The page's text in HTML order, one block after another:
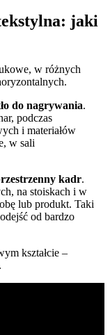
jaki
w różnych
do nagrywania.
podczas
i materiałów
w sali
kadr.
na stoiskach i w
lub produkt. Taki
od bardzo
kształcie –